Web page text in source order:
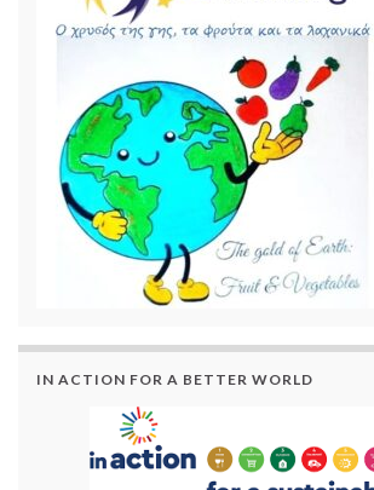
IN ACTION FOR A BETTER WORLD